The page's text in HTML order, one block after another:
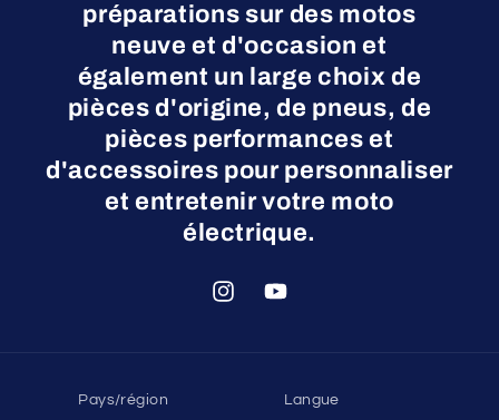
préparations sur des motos
neuve et d'occasion et
également un large choix de
pièces d'origine, de pneus, de
pièces performances et
d'accessoires pour personnaliser
et entretenir votre moto
électrique.
InstagramYouTube
Pays/région Langue